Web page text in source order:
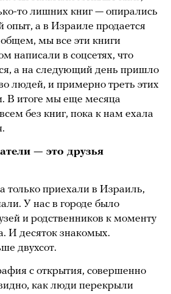
то лишних книг — опирались
опыт, а в Израиле продается
мы все эти книги
написали в соцсетях, что
а на следующий день пришло
людей, и примерно треть этих
В итоге мы еще месяца
без книг, пока к нам ехала
— это друзья
только приехали в Израиль,
У нас в городе было
и родственников к моменту
И десяток знакомых.
двухсот.
с открытия, совершенно
как люди перекрыли